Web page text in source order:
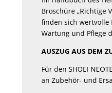
Broschüre „Richtige
finden sich wertvolle
Wartung und Pflege
AUSZUG AUS DEM
Für den SHOEI
an Zubehör- und